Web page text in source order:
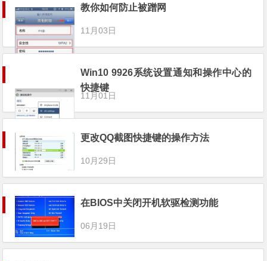
教你如何防止被蹭网
11月03日
Win10 9926系统设置通知和操作中心的
快捷键
11月01日
更改QQ截图快捷键的操作方法
10月29日
在BIOS中关闭开机软驱检测功能
06月19日